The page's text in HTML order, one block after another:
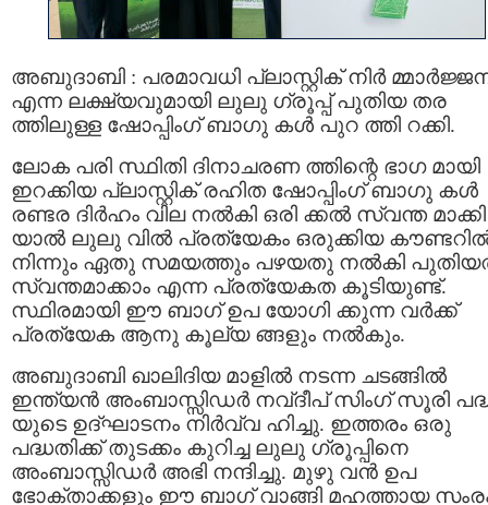
അബുദാബി : പരമാവധി പ്ലാസ്റ്റിക് നിർ
എന്ന ലക്ഷ്യവുമായി ലുലു ഗ്രൂപ്പ് പുതിയ തര
ത്തിലുള്ള ഷോപ്പിംഗ് ബാഗു കള്‍ പുറ ത്തി റക്കി.
ലോക പരി സ്ഥിതി ദിനാചരണ ത്തിന്റെ ഭാഗ മായി
ഇറക്കിയ പ്ലാസ്റ്റിക് രഹിത ഷോപ്പിംഗ് ബാഗു കള്‍
രണ്ടര ദിർഹം വില നല്‍കി ഒരി ക്കല്‍ സ്വന്ത മാക്കി
യാല്‍ ലുലു വില്‍ പ്രത്യേകം ഒരുക്കിയ
നിന്നും ഏതു സമയത്തും പഴയതു നല്‍കി
സ്വന്തമാക്കാം എന്ന പ്രത്യേകത കൂടിയുണ്ട്.
സ്ഥിരമായി ഈ ബാഗ് ഉപ യോഗി ക്കുന്ന വർക്ക്
പ്രത്യേക ആനു കൂല്യ ങ്ങളും നൽകും.
അബുദാബി ഖാലിദിയ മാളിൽ നടന്ന ചടങ്ങിൽ
ഇന്ത്യൻ അംബാസ്സിഡര്‍ നവ്ദീപ് സിംഗ് സൂരി
യുടെ ഉദ്ഘാടനം നിർവ്വ ഹിച്ചു. ഇത്തരം ഒരു
പദ്ധതിക്ക് തുടക്കം കുറിച്ച ലുലു ഗ്രൂപ്പിനെ
അംബാസ്സിഡര്‍ അഭി നന്ദിച്ചു. മുഴു വൻ ഉപ
ഭോക്താക്കളും ഈ ബാഗ് വാങ്ങി മഹത്തായ